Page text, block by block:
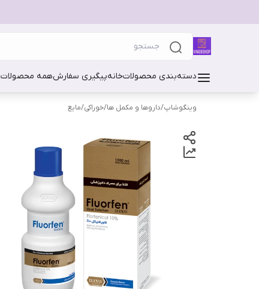
دسته‌بندی محصولاتخانهپیگیری سفارشهمه محصولات
وینگوشاپ/داروها و مکمل ها/خوراکی/مایع